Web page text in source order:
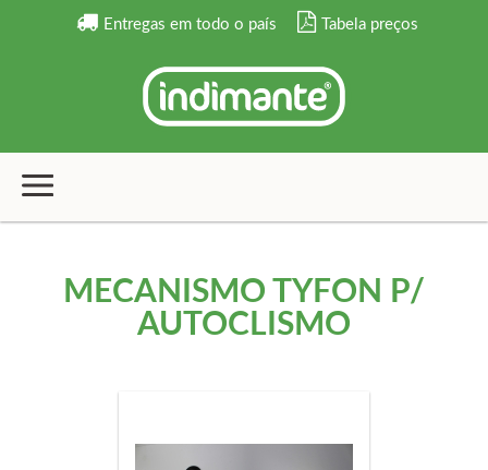
Entregas em todo o país Tabela preços
MECANISMO TYFON P/
AUTOCLISMO